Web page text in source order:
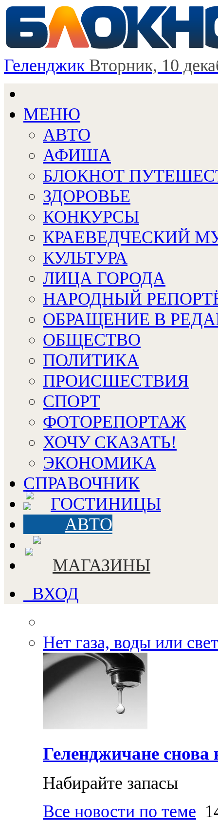
Геленджик Вторник, 10
МЕНЮ
АВТО
АФИША
БЛОКНОТ
ЗДОРОВЬЕ
КОНКУРСЫ
КРАЕВЕДЧЕСКИЙ
КУЛЬТУРА
ЛИЦА ГОРОДА
НАРОДНЫЙ
ОБРАЩЕНИЕ В
ОБЩЕСТВО
ПОЛИТИКА
ПРОИСШЕСТВИЯ
СПОРТ
ФОТОРЕПОРТАЖ
ХОЧУ СКАЗАТЬ!
ЭКОНОМИКА
СПРАВОЧНИК
ГОСТИНИЦЫ
АВТО
МАГАЗИНЫ
ВХОД
Нет газа, воды или
Геленджичане снова
Набирайте запасы
Все новости по теме